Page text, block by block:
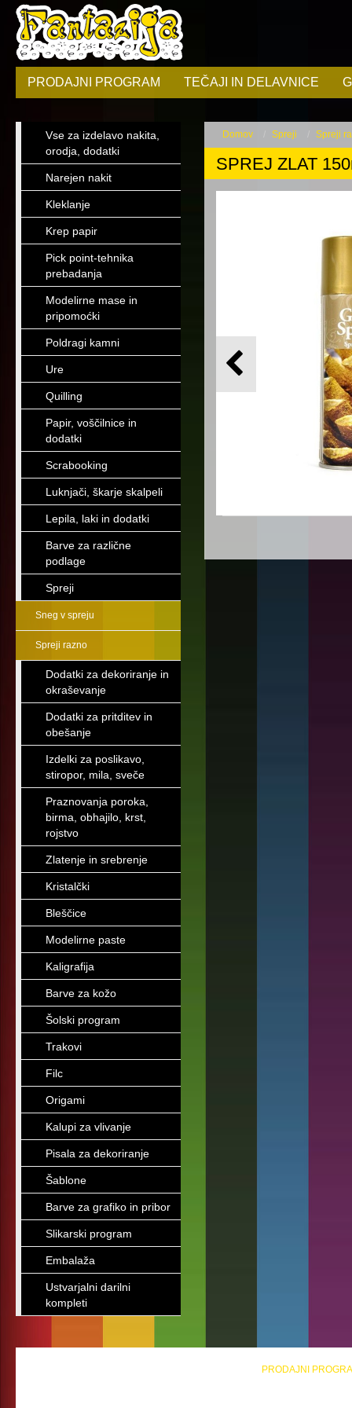
PRODAJNI PROGRAM TEČAJI IN DELAVNICE
Vse za izdelavo nakita,
orodja, dodatki
Narejen nakit
Kleklanje
Krep papir
Pick point-tehnika
prebadanja
Modelirne mase in
pripomoćki
Poldragi kamni
Ure
Quilling
Papir, voščilnice in
dodatki
Scrabooking
Luknjači, škarje skalpeli
Lepila, laki in dodatki
Barve za različne
podlage
Spreji
Sneg v spreju
Spreji razno
Dodatki za dekoriranje in
okraševanje
Dodatki za pritditev in
obešanje
Izdelki za poslikavo,
stiropor, mila, sveče
Praznovanja poroka,
birma, obhajilo, krst,
rojstvo
Zlatenje in srebrenje
Kristalčki
Bleščice
Modelirne paste
Kaligrafija
Barve za kožo
Šolski program
Trakovi
Filc
Origami
Kalupi za vlivanje
Pisala za dekoriranje
Šablone
Barve za grafiko in pribor
Slikarski program
Embalaža
Ustvarjalni darilni
kompleti
Domov Spreji Spreji
SPREJ ZLAT
PRODAJNI